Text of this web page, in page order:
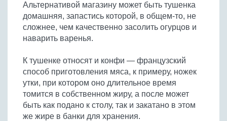
Альтернативой магазину может быть тушенка
домашняя, запастись которой, в общем-то, не
сложнее, чем качественно засолить огурцов и
наварить варенья.
К тушенке относят и конфи — французский
способ приготовления мяса, к примеру, ножек
утки, при котором оно длительное время
томится в собственном жиру, а после может
быть как подано к столу, так и закатано в этом
же жире в банки для хранения.